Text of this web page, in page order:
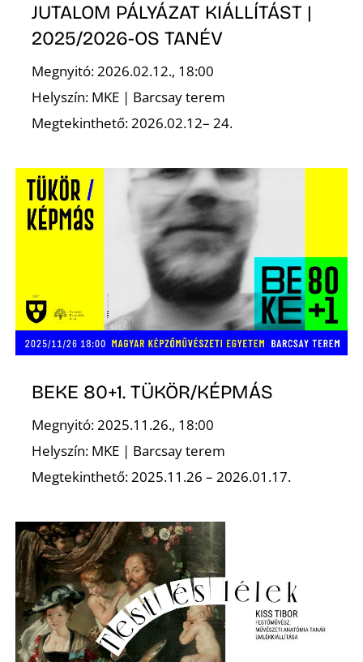
JUTALOM PÁLYÁZAT KIÁLLÍTÁST |
2025/2026-OS TANÉV
Megnyitó: 2026.02.12., 18:00
Helyszín: MKE | Barcsay terem
Megtekinthető: 2026.02.12– 24.
BEKE 80+1. TÜKÖR/KÉPMÁS
Megnyitó: 2025.11.26., 18:00
Helyszín: MKE | Barcsay terem
Megtekinthető: 2025.11.26 – 2026.01.17.